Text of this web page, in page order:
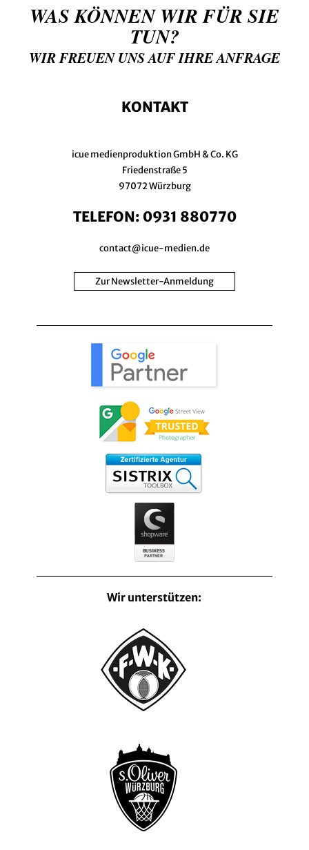
WAS KÖNNEN WIR FÜR SIE
TUN?
WIR FREUEN UNS AUF IHRE ANFRAGE
KONTAKT
icue medienproduktion GmbH & Co. KG
Friedenstraße 5
97072 Würzburg
TELEFON: 0931 880770
contact@icue-medien.de
Zur Newsletter-Anmeldung
Wir unterstützen: